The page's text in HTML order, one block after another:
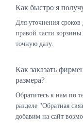
Как быстро я
Для уточнения
правой части
точную дату.
Как заказать
размера?
Обратитесь к нам по
разделе "Обратная
добавим на сайт